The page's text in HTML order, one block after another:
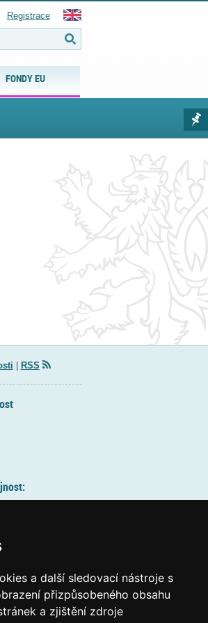
a další sledovací nástroje s
přizpůsobeného obsahu
a zjištění zdroje
FONDY EU
Registrace
RSS